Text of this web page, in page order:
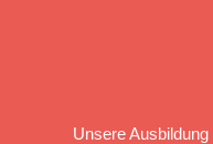
Unsere